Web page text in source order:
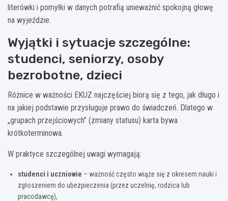
literówki i pomyłki w danych potrafią unieważnić spokojną głowę
na wyjeździe.
Wyjątki i sytuacje szczególne:
studenci, seniorzy, osoby
bezrobotne, dzieci
Różnice w ważności EKUZ najczęściej biorą się z tego, jak długo i
na jakiej podstawie przysługuje prawo do świadczeń. Dlatego w
„grupach przejściowych” (zmiany statusu) karta bywa
krótkoterminowa.
W praktyce szczególnej uwagi wymagają:
studenci i uczniowie – ważność często wiąże się z okresem nauki i
zgłoszeniem do ubezpieczenia (przez uczelnię, rodzica lub
pracodawcę),